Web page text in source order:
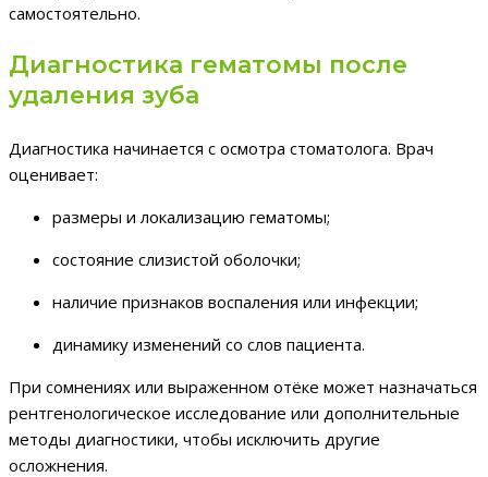
самостоятельно.
Диагностика гематомы после
удаления зуба
Диагностика начинается с осмотра стоматолога. Врач
оценивает:
размеры и локализацию гематомы;
состояние слизистой оболочки;
наличие признаков воспаления или инфекции;
динамику изменений со слов пациента.
При сомнениях или выраженном отёке может назначаться
рентгенологическое исследование или дополнительные
методы диагностики, чтобы исключить другие
осложнения.